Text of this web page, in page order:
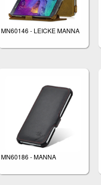
MN60146 - LEICKE MANNA
MN60186 - MANNA